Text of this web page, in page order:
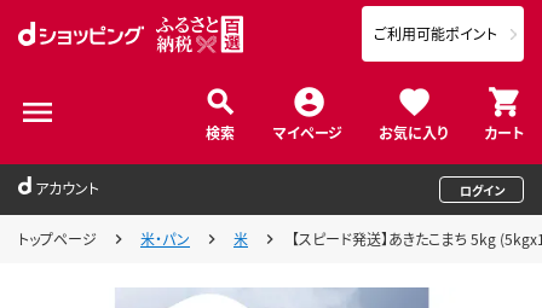
検索 マイページ お気に入り カート
ご利用可能ポイント
アカウント ログイン
トップページ 米・パン 米 【スピード発送】あきたこまち 5kg